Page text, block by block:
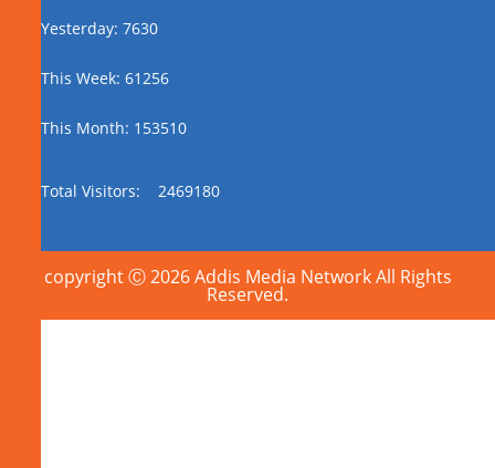
Yesterday: 7630
This Week: 61256
This Month: 153510
Total Visitors: 2469180
copyright Ⓒ 2026 Addis Media Network All Rights
Reserved.